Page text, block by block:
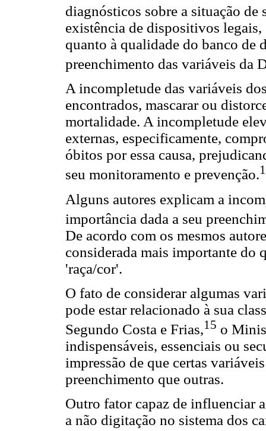
diagnósticos sobre a situação de
existência de dispositivos
quanto à qualidade do banco de
preenchimento das variáveis da
A incompletude das variáveis
encontrados, mascarar ou
mortalidade. A incompletude
externas, especificamente,
óbitos por essa causa,
seu monitoramento e prevenção.
Alguns autores explicam a
importância dada a seu
De acordo com os mesmos
considerada mais importante do
'raça/cor'.
O fato de considerar algumas
pode estar relacionado à sua
Segundo Costa e Frias,15 o
indispensáveis, essenciais ou
impressão de que certas
preenchimento que outras.
Outro fator capaz de influenciar
a não digitação no sistema dos